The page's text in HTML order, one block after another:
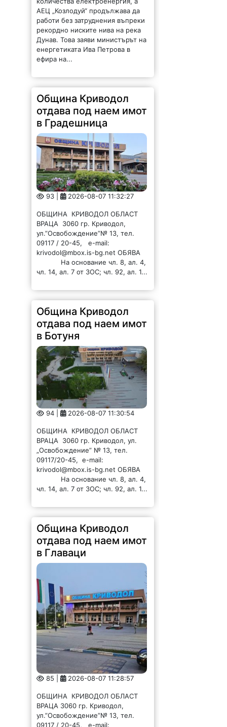
в Градешница
93 | 2026-08-07 11:32:27
ОБЩИНА КРИВОДОЛ ОБЛАСТ
ВРАЦА 3060 гр. Криводол,
ул.”Освобождение”№ 13, тел.
09117 / 20-45, e-mail:
krivodol@mbox.is-bg.net ОБЯВА
На основание чл. 8, ал. 4,
чл. 14, ал. 7 от ЗОС; чл. 92, ал. 1...
Община Криводол
в Ботуня
ОБЩИНА КРИВОДОЛ ОБЛАСТ
ВРАЦА 3060 гр. Криводол, ул.
„Освобождение” № 13, тел.
09117/20-45, e-mail:
krivodol@mbox.is-bg.net ОБЯВА
На основание чл. 8, ал. 4,
чл. 14, ал. 7 от ЗОС; чл. 92, ал. 1...
Община Криводол
в Главаци
85 | 2026-08-07 11:28:57
ОБЩИНА КРИВОДОЛ ОБЛАСТ
ВРАЦА 3060 гр. Криводол,
ул.”Освобождение”№ 13, тел.
09117 / 20-45, e-mail:
krivodol@mbox.is-bg.net ОБЯВА
На основание чл. 8, ал. 4,
чл. 14, ал. 7 от ЗОС; чл. 92, ал. 1...
Община Криводол
в Галатин